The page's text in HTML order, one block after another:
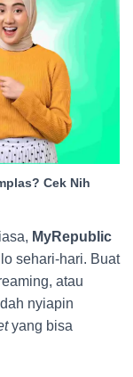
Cek Nih
MyRepublic
sehari-hari. Buat
atau
nyiapin
yang bisa